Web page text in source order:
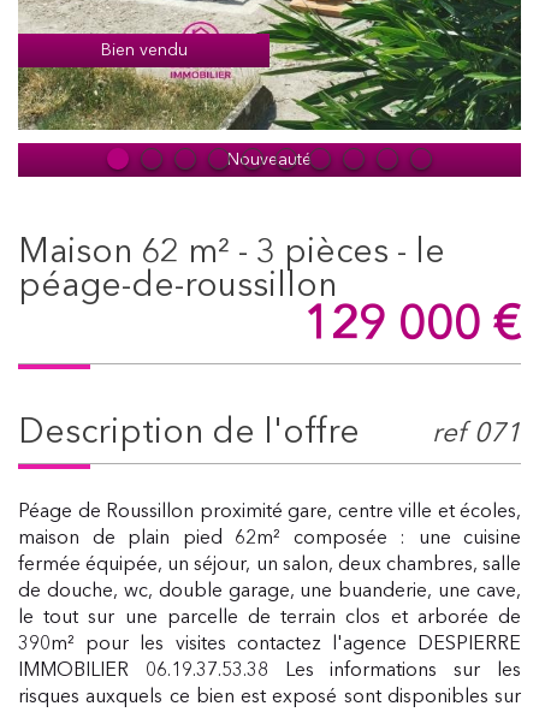
Bien vendu
Nouveauté
maison 62 m² - 3 pièces - le
péage-de-roussillon
129 000 €
description de l'offre ref 071
Péage de Roussillon proximité gare, centre ville et écoles,
maison de plain pied 62m² composée : une cuisine
fermée équipée, un séjour, un salon, deux chambres, salle
de douche, wc, double garage, une buanderie, une cave,
le tout sur une parcelle de terrain clos et arborée de
390m² pour les visites contactez l'agence DESPIERRE
IMMOBILIER 06.19.37.53.38 Les informations sur les
risques auxquels ce bien est exposé sont disponibles sur